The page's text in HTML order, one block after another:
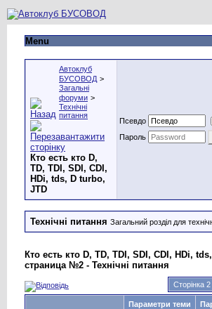
Menu
Автоклуб
БУСОВОД >
Загальні
форуми >
Технічні
питання
Кто есть кто D,
TD, TDI, SDI, CDI,
HDi, tds, D turbo,
JTD
Псевдо
Пароль
Технічні питання Загальний розділ для
Кто есть кто D, TD, TDI, SDI, CDI, HDi,
страница №2 - Технічні питання
Сторінка
Параметри теми